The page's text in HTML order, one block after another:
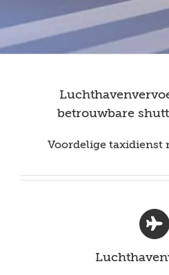
betrouwbare
Voordelige taxidienst